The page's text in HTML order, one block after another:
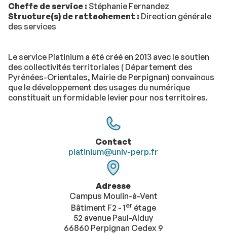
Cheffe de service : Stéphanie Fernandez
Structure(s) de rattachement : Direction générale
des services
Le service Platinium a été créé en 2013 avec le soutien
des collectivités territoriales ( Département des
Pyrénées-Orientales, Mairie de Perpignan) convaincus
que le développement des usages du numérique
constituait un formidable levier pour nos territoires.
​​​​​​Contact
platinium@univ-perp.fr
Adresse
Campus Moulin-à-Vent
Bâtiment F2 - 1erétage
52 avenue Paul-Alduy
66860 Perpignan Cedex 9